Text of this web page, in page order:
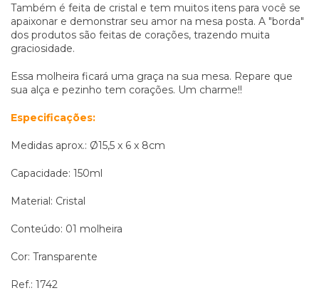
Também é feita de cristal e tem muitos itens para você se
apaixonar e demonstrar seu amor na mesa posta. A "borda"
dos produtos são feitas de corações, trazendo muita
graciosidade.
Essa molheira ficará uma graça na sua mesa. Repare que
sua alça e pezinho tem corações. Um charme!!
Especificações:
Medidas aprox.: Ø15,5 x 6 x 8cm
Capacidade: 150ml
Material: Cristal
Conteúdo: 01 molheira
Cor: Transparente
Ref.: 1742